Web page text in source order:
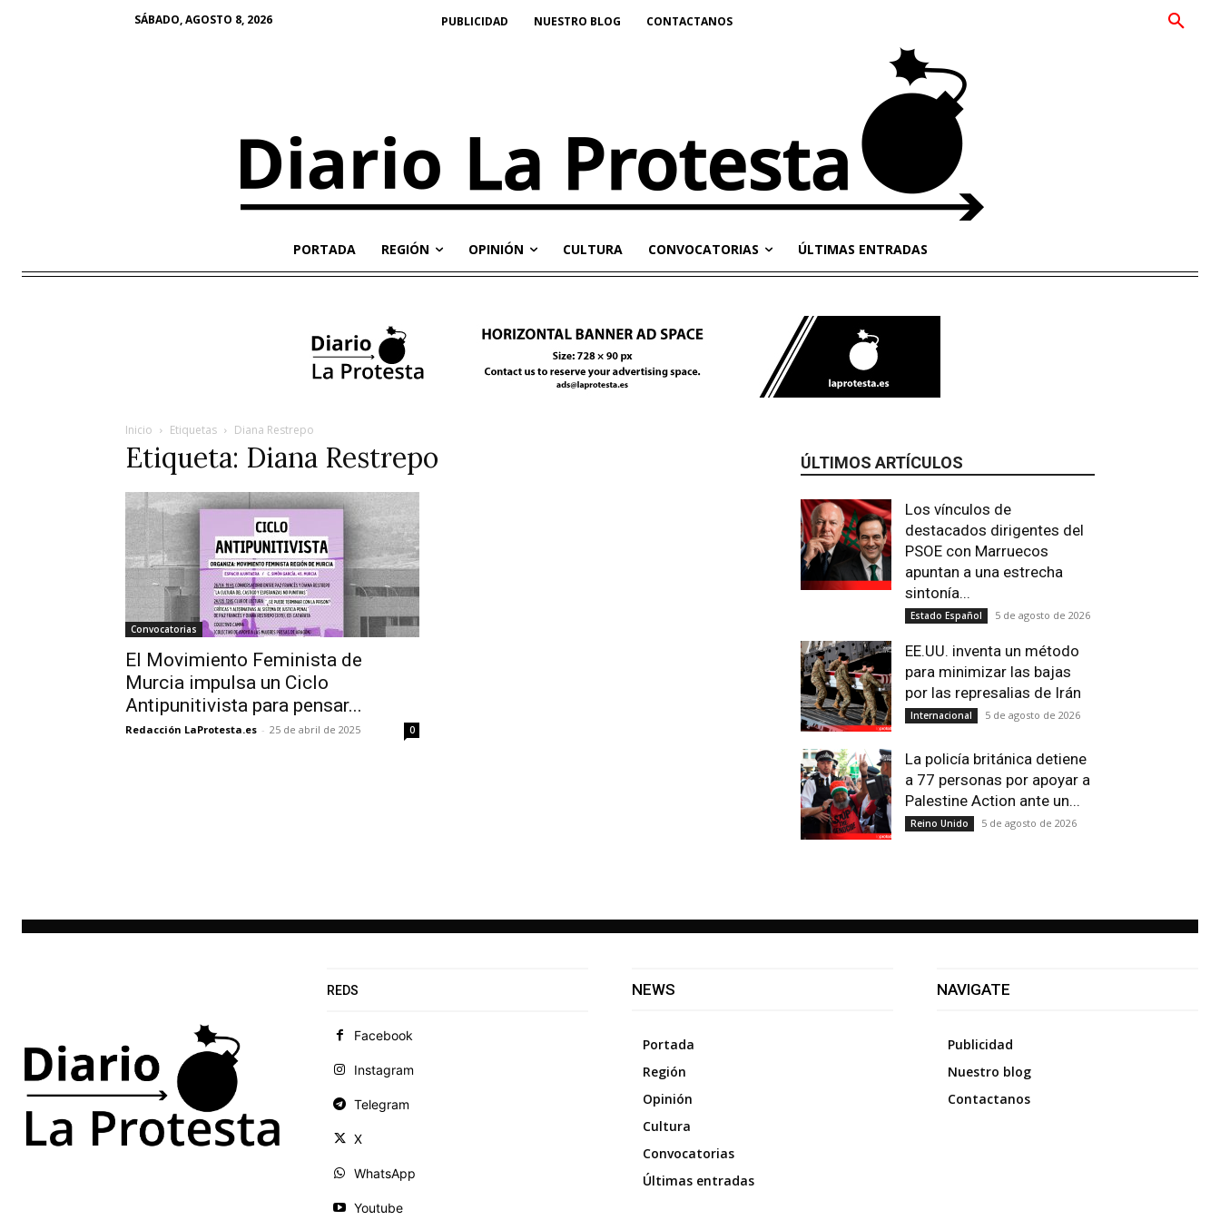
SÁBADO, AGOSTO 8, 2026 PUBLICIDAD NUESTRO BLOG CONTACTANOS
PORTADA REGIÓN OPINIÓN CULTURA CONVOCATORIAS ÚLTIMAS ENTRADAS
Inicio Etiquetas Diana Restrepo
Etiqueta: Diana Restrepo
Convocatorias
El Movimiento Feminista de
Murcia impulsa un Ciclo
Antipunitivista para pensar...
Redacción LaProtesta.es - 25 de abril de 2025 0
ÚLTIMOS ARTÍCULOS
Los vínculos de
destacados dirigentes del
PSOE con Marruecos
apuntan a una estrecha
sintonía...
Estado Español 5 de agosto de 2026
EE.UU. inventa un método
para minimizar las bajas
por las represalias de Irán
Internacional 5 de agosto de 2026
La policía británica detiene
a 77 personas por apoyar a
Palestine Action ante un...
Reino Unido 5 de agosto de 2026
REDS
Facebook
Instagram
Telegram
X
WhatsApp
Youtube
NEWS
Portada
Región
Opinión
Cultura
Convocatorias
Últimas entradas
NAVIGATE
Publicidad
Nuestro blog
Contactanos